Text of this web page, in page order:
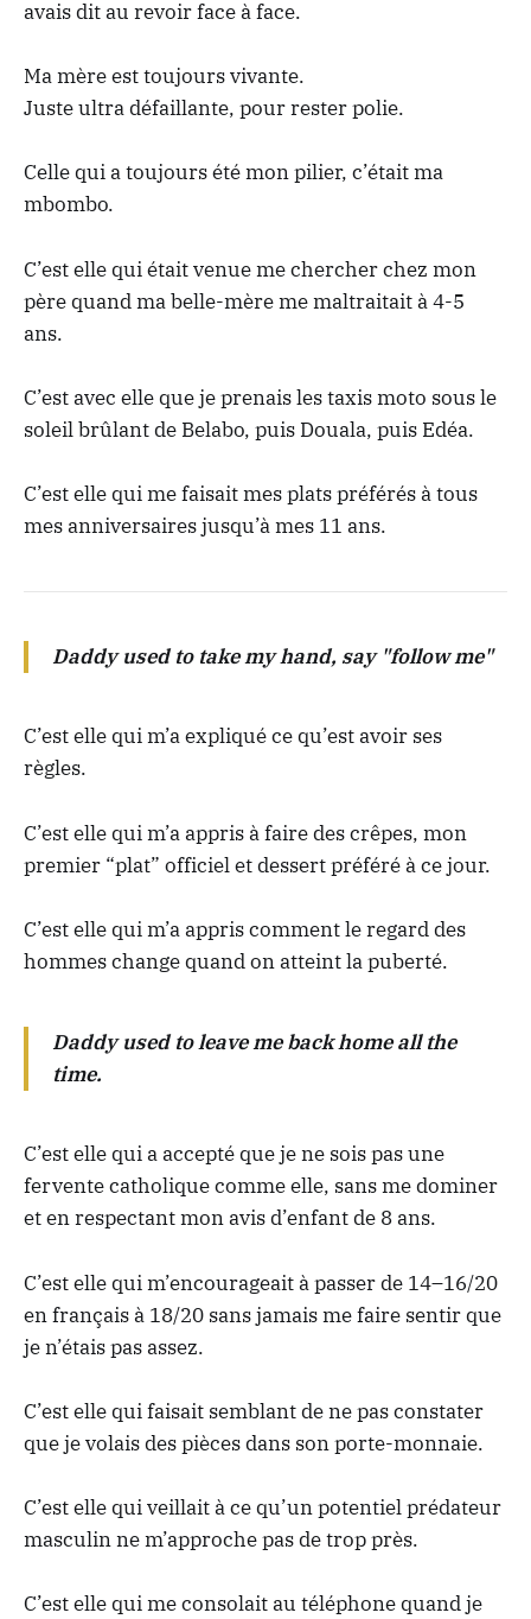
avais dit au revoir face à face.
Ma mère est toujours vivante.
Juste ultra défaillante, pour rester polie.
Celle qui a toujours été mon pilier, c’était ma
mbombo.
C’est elle qui était venue me chercher chez mon
père quand ma belle-mère me maltraitait à 4-5
ans.
C’est avec elle que je prenais les taxis moto sous le
soleil brûlant de Belabo, puis Douala, puis Edéa.
C’est elle qui me faisait mes plats préférés à tous
mes anniversaires jusqu’à mes 11 ans.
Daddy used to take my hand, say "follow me"
C’est elle qui m’a expliqué ce qu’est avoir ses
règles.
C’est elle qui m’a appris à faire des crêpes, mon
premier “plat” officiel et dessert préféré à ce jour.
C’est elle qui m’a appris comment le regard des
hommes change quand on atteint la puberté.
Daddy used to leave me back home all the
time.
C’est elle qui a accepté que je ne sois pas une
fervente catholique comme elle, sans me dominer
et en respectant mon avis d’enfant de 8 ans.
C’est elle qui m’encourageait à passer de 14–16/20
en français à 18/20 sans jamais me faire sentir que
je n’étais pas assez.
C’est elle qui faisait semblant de ne pas constater
que je volais des pièces dans son porte-monnaie.
C’est elle qui veillait à ce qu’un potentiel prédateur
masculin ne m’approche pas de trop près.
C’est elle qui me consolait au téléphone quand je